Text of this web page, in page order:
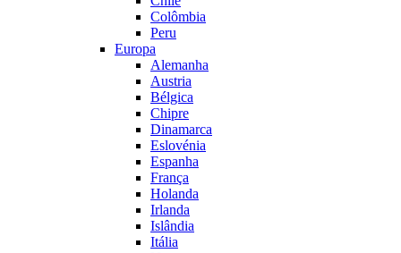
Colômbia
Peru
Europa
Alemanha
Austria
Bélgica
Chipre
Dinamarca
Eslovénia
Espanha
França
Holanda
Irlanda
Islândia
Itália